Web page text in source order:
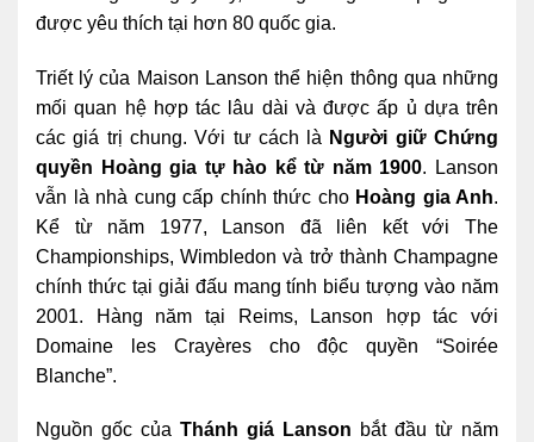
được yêu thích tại hơn 80 quốc gia.
Triết lý của Maison Lanson thể hiện thông qua những
mối quan hệ hợp tác lâu dài và được ấp ủ dựa trên
các giá trị chung. Với tư cách là Người giữ Chứng
quyền Hoàng gia tự hào kể từ năm 1900. Lanson
vẫn là nhà cung cấp chính thức cho Hoàng gia Anh.
Kể từ năm 1977, Lanson đã liên kết với The
Championships, Wimbledon và trở thành Champagne
chính thức tại giải đấu mang tính biểu tượng vào năm
2001. Hàng năm tại Reims, Lanson hợp tác với
Domaine les Crayères cho độc quyền “Soirée
Blanche”.
Nguồn gốc của Thánh giá Lanson bắt đầu từ năm